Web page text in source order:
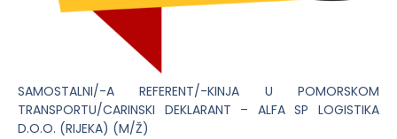
SAMOSTALNI/-A REFERENT/-KINJA U POMORSKOM
TRANSPORTU/CARINSKI DEKLARANT – ALFA SP LOGISTIKA
D.O.O. (RIJEKA) (M/Ž)